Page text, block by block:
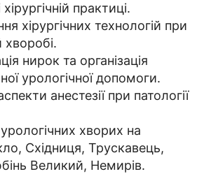
хірургічній практиці.
хірургічних технологій при
хворобі.
нирок та організація
урологічної допомоги.
анестезії при патології
урологічних хворих на
Східниця, Трускавець,
Великий, Немирів.